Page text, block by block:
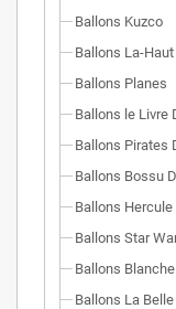
Ballons Kuzco
Ballons La-Haut
Ballons Planes
Ballons le Livre
Ballons Pirates
Ballons Bossu
Ballons Hercule
Ballons Star
Ballons
Ballons La